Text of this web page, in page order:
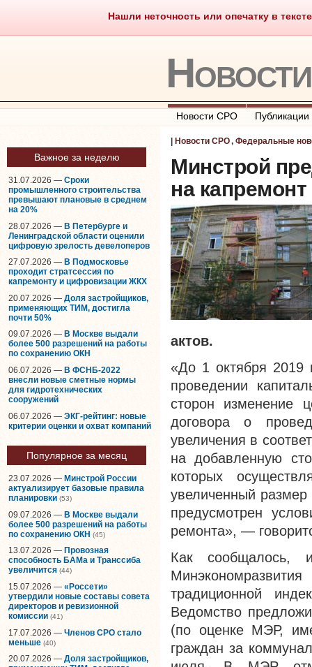
Нашли неточность или опечатку в
Саморегулирование Что
Новости СРО Публикации
Важное за неделю
31.07.2026 — Сроки
промышленного строительства
превышают плановые в среднем
на 20%
28.07.2026 — В Петербурге и
Ленинградской области оценили
цифровую зрелость девелоперов
27.07.2026 — В Подмосковье
проходит стратсессия по
капремонту и цифровизации ЖКХ
20.07.2026 — Доля застройщиков,
применяющих ТИМ, достигла
почти 50%
09.07.2026 — В Москве выдали
более 500 разрешений на работы
по сохранению ОКН
06.07.2026 — В ФСНБ-2022
внесли новые сметные нормы
для гидротехнических
сооружений
06.07.2026 — ЭКГ-рейтинг: новые
критерии оценки и охват компаний
Популярное за месяц
23.07.2026 — Минстрой России
актуализирует базовые правила
планировки (53)
09.07.2026 — В Москве выдали
более 500 разрешений на работы
по сохранению ОКН (45)
13.07.2026 — Провозная
способность БАМа и Транссиба
увеличится (44)
15.07.2026 — «Россети»
утвердили новые составы совета
директоров и ревизионной
комиссии (41)
17.07.2026 — Членов СРО стало
меньше (40)
20.07.2026 — Доля застройщиков,
Новости СРО, Федеральные
Минстрой
на капремонт
актов.
«До 1 октября 2019
проведении
сторон изменение
договора о
увеличения в
на добавленную
которых
увеличенный
предусмотрен
ремонта», —
Как
традиционной
Ведомство
(по оценке МЭР,
граждан за